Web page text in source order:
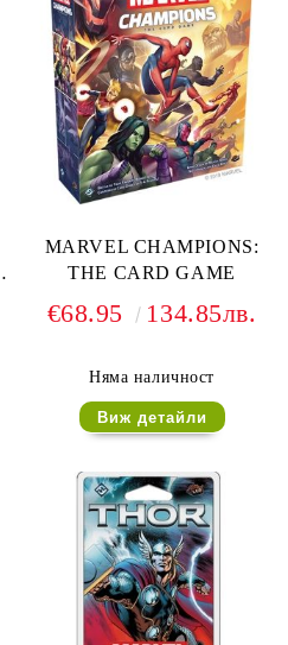
MARVEL CHAMPIONS:
THE CARD GAME
€68.95 134.85лв.
Няма наличност
Виж детайли